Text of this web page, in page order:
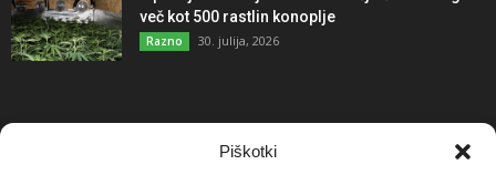
Piškotki
več kot 500 rastlin konoplje
Razno 30. julija, 2026
NAJBOLJ KOMENTIRANO